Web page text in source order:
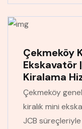
Çekmeköy
Ekskavatör
Kiralama
Çekmeköy
kiralık mini
JCB